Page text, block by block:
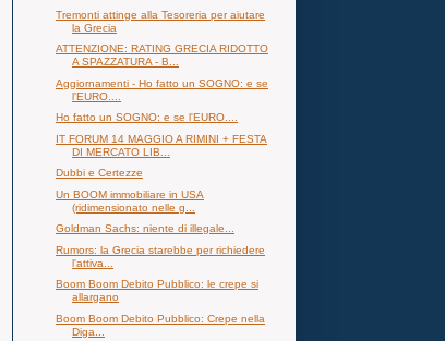
Tremonti attinge alla Tesoreria per aiutare
la Grecia
ATTENZIONE: RATING GRECIA RIDOTTO
A SPAZZATURA - B...
Aggiornamenti - Ho fatto un SOGNO: e se
l'EURO....
Ho fatto un SOGNO: e se l'EURO....
IT FORUM 14 MAGGIO A RIMINI + FESTA
DI MERCATO LIB...
Dubbi e Certezze
Un BOOM immobiliare in USA
(ridimensionato nelle g...
Goldman Sachs: niente di illegale...
Rumors: la Grecia starebbe per richiedere
l'attiva...
Boom Boom Debito Pubblico: le crepe si
allargano
Boom Boom Debito Pubblico: Crepe nella
Diga...